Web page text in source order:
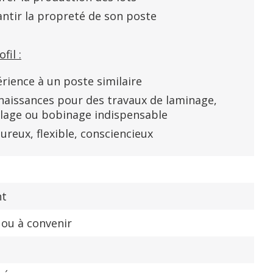
la propreté de son poste
:
à un poste similaire
pour des travaux de laminage,
ou bobinage indispensable
flexible, consciencieux
à convenir